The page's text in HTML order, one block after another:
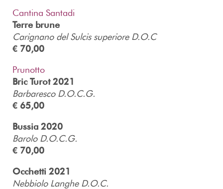
Cantina Santadi
Terre brune
Carignano del Sulcis superiore D.O.C
€ 70,00
Prunotto
Bric Turot 2021
Barbaresco D.O.C.G.
€ 65,00
Bussia 2020
Barolo D.O.C.G.
€ 70,00
Occhetti 2021
Nebbiolo Langhe D.O.C.